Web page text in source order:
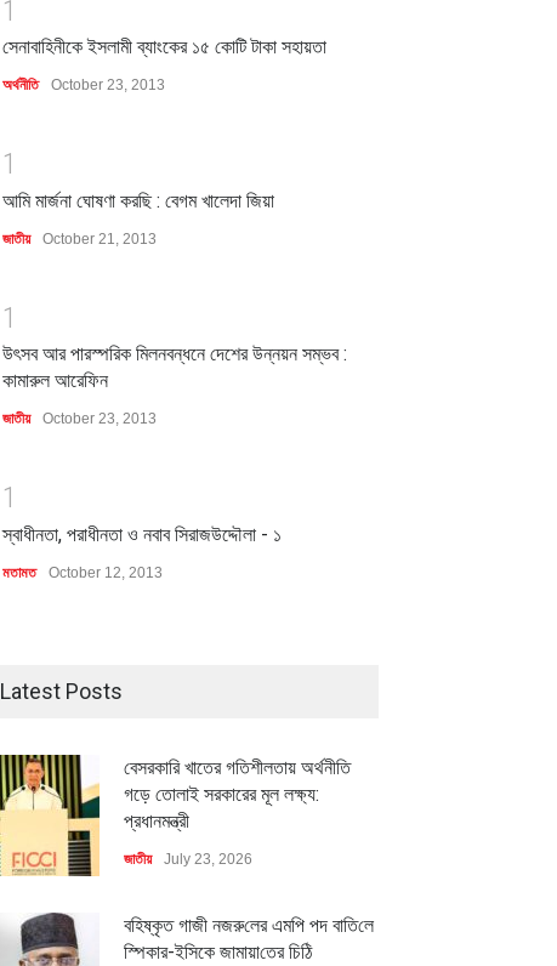
1
সেনাবাহিনীকে ইসলামী ব্যাংকের ১৫ কোটি টাকা সহায়তা
অর্থনীতি October 23, 2013
1
আমি মার্জনা ঘোষণা করছি : বেগম খালেদা জিয়া
জাতীয় October 21, 2013
1
উৎসব আর পারস্পরিক মিলনবন্ধনে দেশের উন্নয়ন সম্ভব :
কামারুল আরেফিন
জাতীয় October 23, 2013
1
স্বাধীনতা, পরাধীনতা ও নবাব সিরাজউদ্দৌলা - ১
মতামত October 12, 2013
Latest Posts
বেসরকারি খাতের গতিশীলতায় অর্থনীতি
গড়ে তোলাই সরকারের মূল লক্ষ্য:
প্রধানমন্ত্রী
জাতীয় July 23, 2026
বহিষ্কৃত গাজী নজরু‌লের এম‌পি পদ বা‌তি‌লে
স্পিকার-ইসিকে জামায়া‌তের চি‌ঠি